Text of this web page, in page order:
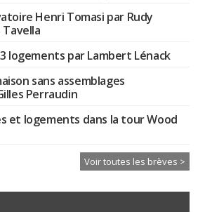
Henri Tomasi par Rudy
logements par Lambert Lénack
sans assemblages
Perraudin
et logements dans la tour Wood
Voir toutes les brèves >